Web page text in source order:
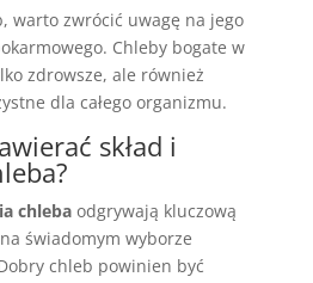
warto zwrócić uwagę na jego
Chleby bogate w
zdrowsze, ale również
dla całego organizmu.
skład i
chlebaodgrywają kluczową
świadomym wyborze
chleb powinien być